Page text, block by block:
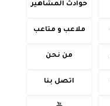
حوادث المشاهير
ملاعب و متاعب
من نحن
اتصل بنا